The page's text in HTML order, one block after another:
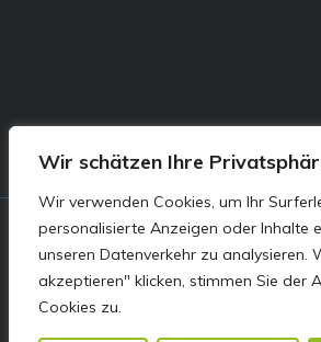
Wir schätzen Ihre
Wir verwenden Cookies, um Ihr
personalisierte Anzeigen oder Inhalte
unseren Datenverkehr zu analysieren.
akzeptieren" klicken, stimmen Sie der
Cookies zu.
© E&S Motors GmbH,
Linzer Straße 83 4240
Freistadt